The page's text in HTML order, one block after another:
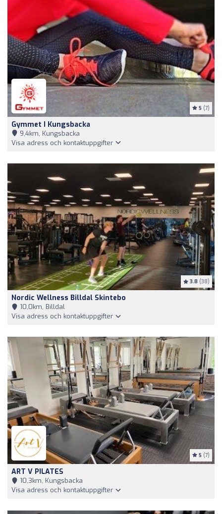
5 (7)
Gymmet I Kungsbacka
9,4km, Kungsbacka
Visa adress och kontaktuppgifter
3.8 (38)
Nordic Wellness Billdal Skintebo
10,0km, Billdal
Visa adress och kontaktuppgifter
5 (7)
ART V PILATES
10,3km, Kungsbacka
Visa adress och kontaktuppgifter